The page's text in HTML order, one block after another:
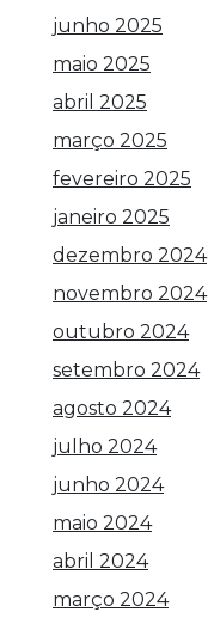
junho 2025
maio 2025
abril 2025
março 2025
fevereiro 2025
janeiro 2025
dezembro 2024
novembro 2024
outubro 2024
setembro 2024
agosto 2024
julho 2024
junho 2024
maio 2024
abril 2024
março 2024